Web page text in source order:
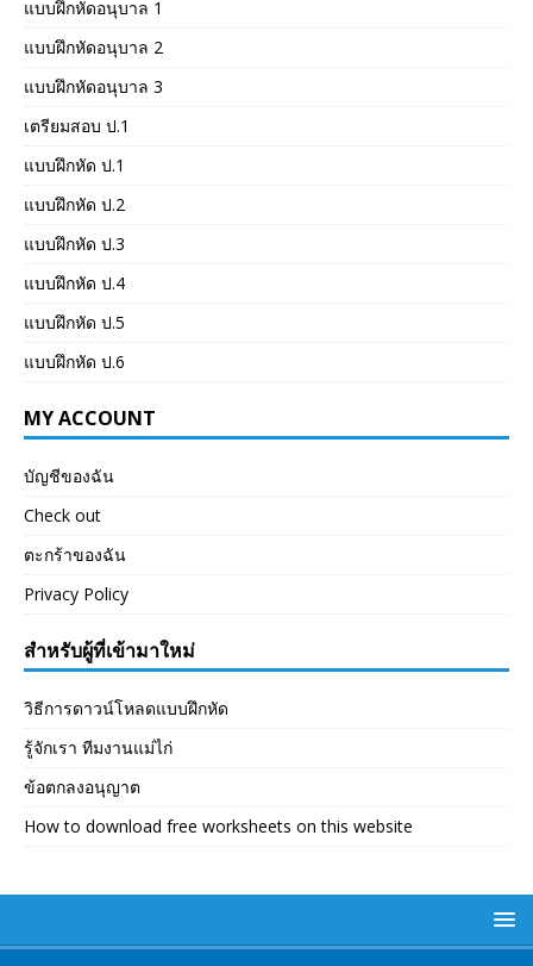
แบบฝึกหัดอนุบาล 1
แบบฝึกหัดอนุบาล 2
แบบฝึกหัดอนุบาล 3
เตรียมสอบ ป.1
แบบฝึกหัด ป.1
แบบฝึกหัด ป.2
แบบฝึกหัด ป.3
แบบฝึกหัด ป.4
แบบฝึกหัด ป.5
แบบฝึกหัด ป.6
MY ACCOUNT
บัญชีของฉัน
Check out
ตะกร้าของฉัน
Privacy Policy
สำหรับผู้ที่เข้ามาใหม่
วิธีการดาวน์โหลดแบบฝึกหัด
รู้จักเรา ทีมงานแม่ไก่
ข้อตกลงอนุญาต
How to download free worksheets on this website